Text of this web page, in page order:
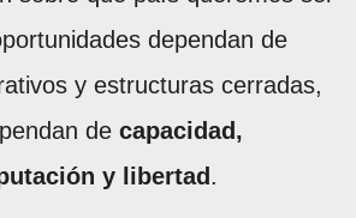
dependan de
y estructuras cerradas,
de capacidad,
y libertad .